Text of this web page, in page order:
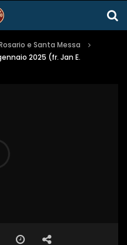
e Santa Messa
2025 (fr. Jan E.